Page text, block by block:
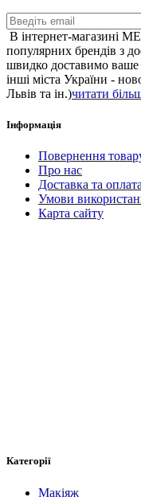
В інтернет-магазині
популярних брендів з
швидко доставимо ваше
інші міста України -
Львів та ін.)читати
Інформація
Повернення
Про нас
Доставка та оплата
Умови
Карта сайту
Категорії
Макіяж